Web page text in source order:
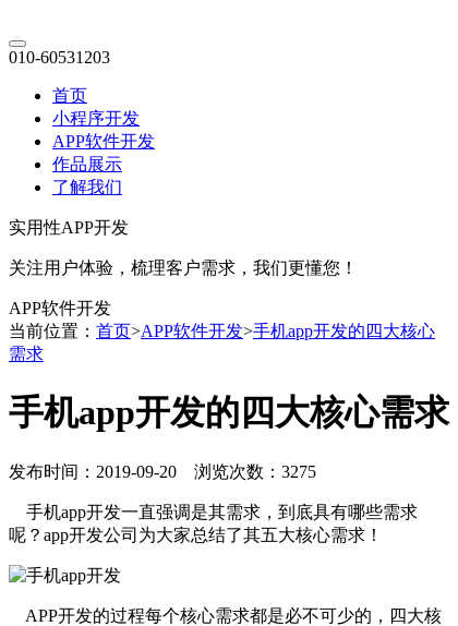
010-60531203
首页
小程序开发
APP软件开发
作品展示
了解我们
实用性APP开发
关注用户体验，梳理客户需求，我们更懂您！
APP软件开发
当前位置： 首页>APP软件开发>手机app开发的四大核心
需求
手机app开发的四大核心需求
发布时间：2019-09-20 浏览次数：3275
手机app开发一直强调是其需求，到底具有哪些需求
呢？app开发公司为大家总结了其五大核心需求！
APP开发的过程每个核心需求都是必不可少的，四大核